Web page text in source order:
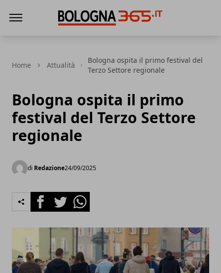
Home Attualità
Bologna ospita il primo festival del
Terzo Settore regionale
Bologna ospita il primo
festival del Terzo Settore
regionale
di Redazione24/09/2025
FacebookTwitterWhatsapp